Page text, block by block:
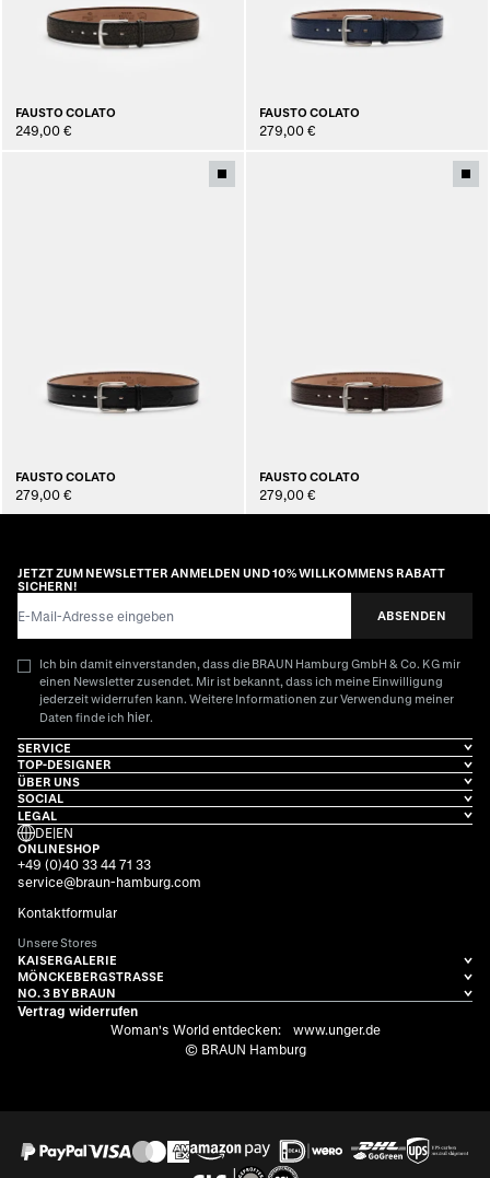
FAUSTO COLATO
249,00 €
FAUSTO COLATO
279,00 €
FAUSTO COLATO
279,00 €
FAUSTO COLATO
279,00 €
JETZT ZUM NEWSLETTER ANMELDEN UND 10% WILLKOMMENS RABATT
SICHERN!
ABSENDEN
Ich bin damit einverstanden, dass die BRAUN Hamburg GmbH & Co. KG mir
einen Newsletter zusendet. Mir ist bekannt, dass ich meine Einwilligung
jederzeit widerrufen kann. Weitere Informationen zur Verwendung meiner
Daten finde ich hier.
SERVICE
TOP-DESIGNER
ÜBER UNS
SOCIAL
LEGAL
DE|EN
ONLINESHOP
+49 (0)40 33 44 71 33
service@braun-hamburg.com
Kontaktformular
Unsere Stores
KAISERGALERIE
MÖNCKEBERGSTRASSE
NO. 3 BY BRAUN
Vertrag widerrufen
Woman's World entdecken:
www.unger.de
© BRAUN Hamburg